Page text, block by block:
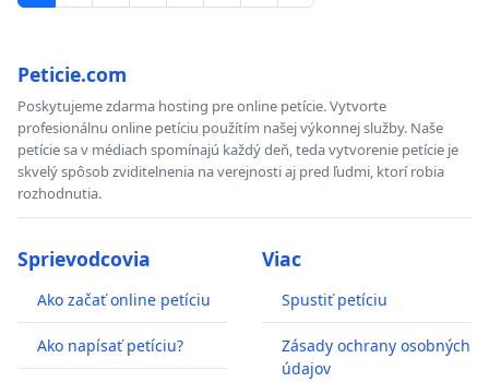
Peticie.com
Poskytujeme zdarma hosting pre online petície. Vytvorte
profesionálnu online petíciu použítím našej výkonnej služby. Naše
petície sa v médiach spomínajú každý deň, teda vytvorenie petície je
skvelý spôsob zviditelnenia na verejnosti aj pred ľudmi, ktorí robia
rozhodnutia.
Sprievodcovia
Ako začať online petíciu
Ako napísať petíciu?
Viac
Spustiť petíciu
Zásady ochrany osobných
údajov